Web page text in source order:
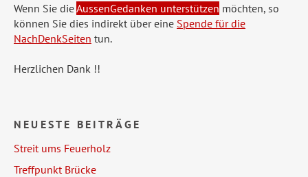
Wenn Sie dieAussenGedanken unterstützen möchten, so
können Sie dies indirekt über eine Spende für die
NachDenkSeiten tun.
Herzlichen Dank !!
NEUESTE BEITRÄGE
Streit ums Feuerholz
Treffpunkt Brücke